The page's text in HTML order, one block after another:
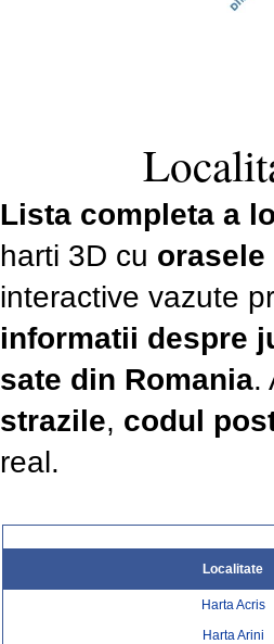
Lista completa a
harti 3D cu orasele
interactive vazute
informatii despre
sate din Romania.
strazile, codul
real.
Localitate
Harta Acris
Harta Arini